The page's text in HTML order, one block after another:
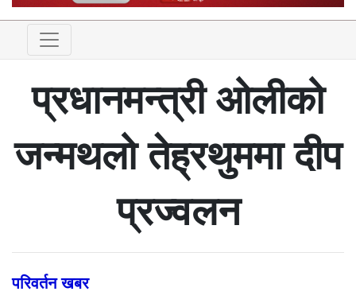
प्रधानमन्त्री ओलीको
जन्मथलो तेह्रथुममा दीप
प्रज्वलन
परिवर्तन खबर